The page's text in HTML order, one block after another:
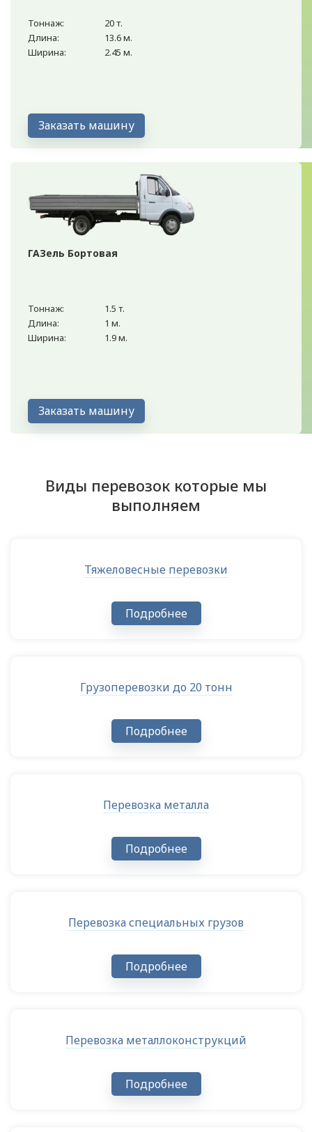
Тоннаж:
20 т.
Длина:
13.6 м.
Ширина:
2.45 м.
Заказать машину
ГАЗель Бортовая
Тоннаж:
1.5 т.
Длина:
1 м.
Ширина:
1.9 м.
Заказать машину
Виды перевозок которые мы
выполняем
Тяжеловесные перевозки
Подробнее
Грузоперевозки до 20 тонн
Подробнее
Перевозка металла
Подробнее
Перевозка специальных грузов
Подробнее
Перевозка металлоконструкций
Подробнее